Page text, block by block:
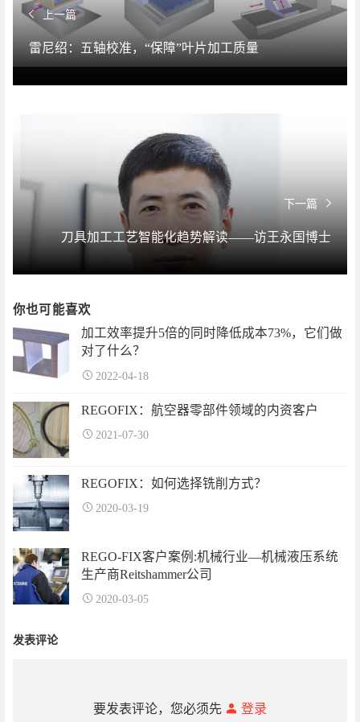
上一篇
雷尼绍：五轴校准，“保障”叶片加工质量
下一篇
刀具加工工艺智能化趋势解读——访王永国博士
你也可能喜欢
加工效率提升5倍的同时降低成本73%，它们做
对了什么？
2022-04-18
REGOFIX：航空器零部件领域的内资客户
2021-07-30
REGOFIX：如何选择铣削方式？
2020-03-19
REGO-FIX客户案例:机械行业—机械液压系统
生产商Reitshammer公司
2020-03-05
发表评论
要发表评论，您必须先 登录